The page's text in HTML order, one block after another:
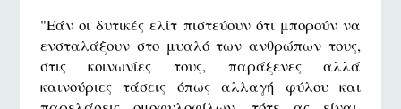
"Εάν οι δυτικές ελίτ πιστεύουν ότι μπορούν να
ενσταλάξουν στο μυαλό των ανθρώπων τους,
στις κοινωνίες τους, παράξενες αλλά
καινούριες τάσεις όπως αλλαγή φύλου και